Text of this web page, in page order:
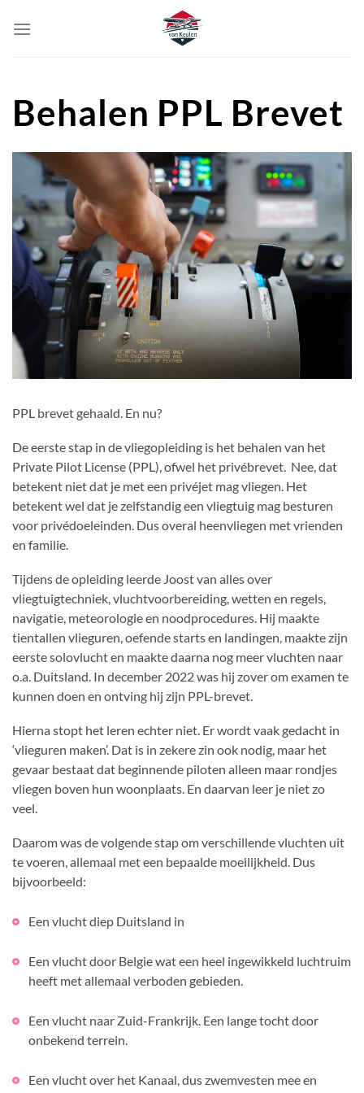
naar
Behalen PPL Brevet
PPL brevet gehaald. En nu?
De eerste stap in de vliegopleiding is het behalen van het
Private Pilot License (PPL), ofwel het privébrevet. Nee, dat
betekent niet dat je met een privéjet mag vliegen. Het
betekent wel dat je zelfstandig een vliegtuig mag besturen
voor privédoeleinden. Dus overal heenvliegen met vrienden
en familie.
Tijdens de opleiding leerde Joost van alles over
vliegtuigtechniek, vluchtvoorbereiding, wetten en regels,
navigatie, meteorologie en noodprocedures. Hij maakte
tientallen vlieguren, oefende starts en landingen, maakte zijn
eerste solovlucht en maakte daarna nog meer vluchten naar
o.a. Duitsland. In december 2022 was hij zover om examen te
kunnen doen en ontving hij zijn PPL-brevet.
Hierna stopt het leren echter niet. Er wordt vaak gedacht in
‘vlieguren maken’. Dat is in zekere zin ook nodig, maar het
gevaar bestaat dat beginnende piloten alleen maar rondjes
vliegen boven hun woonplaats. En daarvan leer je niet zo
veel.
Daarom was de volgende stap om verschillende vluchten uit
te voeren, allemaal met een bepaalde moeilijkheid. Dus
bijvoorbeeld:
Een vlucht diep Duitsland in
Een vlucht door Belgie wat een heel ingewikkeld luchtruim
heeft met allemaal verboden gebieden.
Een vlucht naar Zuid-Frankrijk. Een lange tocht door
onbekend terrein.
Een vlucht over het Kanaal, dus zwemvesten mee en